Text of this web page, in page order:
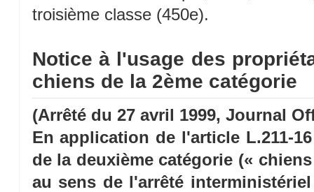
troisième classe (450e).
Notice à l'usage des
chiens de la 2ème catégorie
(Arrêté du 27 avril 1999, Journal
En application de l'article L.211-
de la deuxième catégorie («
au sens de l'arrêté